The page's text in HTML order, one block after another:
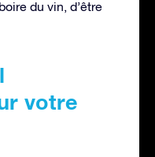
du vin, d’être
votre